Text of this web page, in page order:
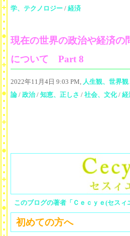
学、テクノロジー / 経済
現在の世界の政治や経済の
について Part 8
2022年11月4日 9:03 PM, 人生観、世界観
論 / 政治/ 知恵、正しさ / 社会、文化/ 経
このブログの著者「Ｃｅｃｙｅ(セスィ
初めての方へ